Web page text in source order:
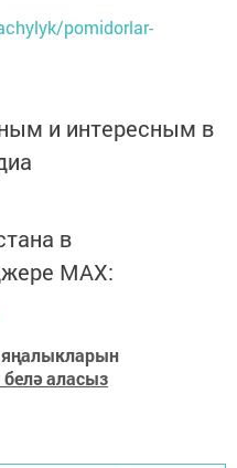
pomidorlar-
и интересным в
в
MАХ:
аласыз